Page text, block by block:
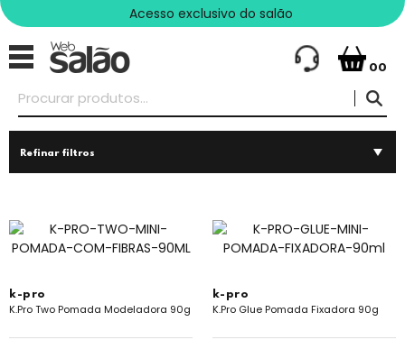
Acesso exclusivo do salão
00
Refinar filtros
k-pro
K.Pro Two Pomada Modeladora 90g
k-pro
K.Pro Glue Pomada Fixadora 90g